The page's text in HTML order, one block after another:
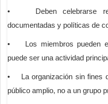
• Deben celebrarse
documentadas y políticas de
• Los miembros pueden
puede ser una actividad
• La organización sin fines
público amplio, no a un grupo